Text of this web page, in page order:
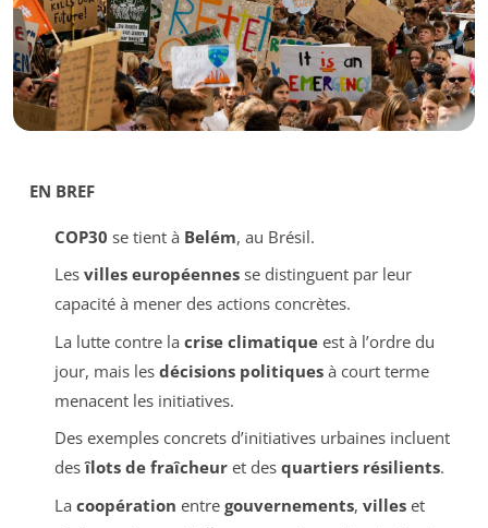
EN BREF
COP30 se tient à Belém, au Brésil.
Les villes européennesse distinguent par leur
capacité à mener des actions concrètes.
La lutte contre la crise climatiqueest à l’ordre du
jour, mais les décisions politiquesà court terme
menacent les initiatives.
Des exemples concrets d’initiatives urbaines incluent
desîlots de fraîcheuret des quartiers résilients.
La coopération entre gouvernements, villeset